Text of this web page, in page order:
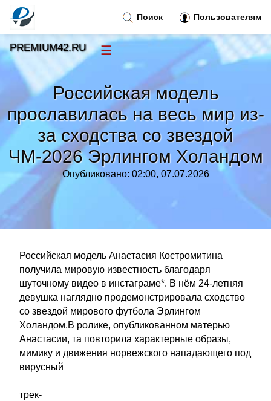
Российская модель
прославилась на весь мир из-
за сходства со звездой
ЧМ-2026 Эрлингом Холандом
Опубликовано: 02:00, 07.07.2026
Российская модель Анастасия Костромитина
получила мировую известность благодаря
шуточному видео в инстаграме*. В нём 24-летняя
девушка наглядно продемонстрировала сходство
со звездой мирового футбола Эрлингом
Холандом.В ролике, опубликованном матерью
Анастасии, та повторила характерные образы,
мимику и движения норвежского нападающего под
вирусный
трек-
Поиск Пользователям
PREMIUM42.RU ☰
Тренды новостей»
Рубрики»
Правила »